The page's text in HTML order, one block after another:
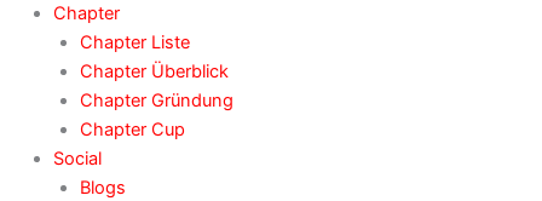
Chapter
Chapter Liste
Chapter Überblick
Chapter Gründung
Chapter Cup
Social
Blogs